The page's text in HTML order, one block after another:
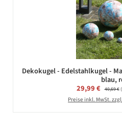
Dekokugel - Edelstahlkugel -
blau,
Verkaufspreis:
29,99 € 40,69 €
Preise inkl. MwSt.